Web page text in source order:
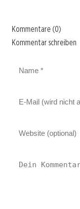
Kommentare (0)
Kommentar schreiben